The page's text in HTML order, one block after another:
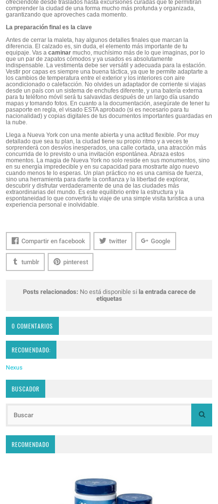
ofreciéndote desde traslados hasta excursiones curadas que te permitirán
comprender la ciudad de una forma mucho más profunda y organizada,
garantizando que aproveches cada momento.
La preparación final es la clave
Antes de cerrar la maleta, hay algunos detalles finales que marcan la
diferencia. El calzado es, sin duda, el elemento más importante de tu
equipaje. Vas a caminar mucho, muchísimo más de lo que imaginas, por lo
que un par de zapatos cómodos y ya usados es absolutamente
indispensable. La vestimenta debe ser versátil y adecuada para la estación.
Vestir por capas es siempre una buena táctica, ya que te permite adaptarte a
los cambios de temperatura entre el exterior y los interiores con aire
acondicionado o calefacción. No olvides un adaptador de corriente si viajas
desde un país con un sistema de enchufes diferente, y una batería externa
para tu teléfono móvil será tu salvavidas después de un largo día usando
mapas y tomando fotos. En cuanto a la documentación, asegúrate de tener tu
pasaporte en regla, el visado ESTA aprobado (si es necesario para tu
nacionalidad) y copias digitales de tus documentos importantes guardadas en
la nube.
Llega a Nueva York con una mente abierta y una actitud flexible. Por muy
detallado que sea tu plan, la ciudad tiene su propio ritmo y a veces te
sorprenderá con desvíos inesperados, una calle cortada, una atracción más
concurrida de lo previsto o una invitación espontánea. Abraza estos
momentos. La magia de Nueva York no solo reside en sus monumentos, sino
en su energía impredecible y en su capacidad para mostrarte algo nuevo
cuando menos te lo esperas. Un plan práctico no es una camisa de fuerza,
sino una herramienta para darte la confianza y la libertad de explorar,
descubrir y disfrutar verdaderamente de una de las ciudades más
extraordinarias del mundo. Es este equilibrio entre la estructura y la
espontaneidad lo que convertirá tu viaje de una simple visita turística a una
experiencia personal e inolvidable.
Compartir en facebook twitter Google
tumblr pinterest
Posts relacionados: No está disponible si la entrada carece de
etiquetas
0 COMENTARIOS
RECOMENDADO:
Nexus
BUSCADOR
RECOMENDADO